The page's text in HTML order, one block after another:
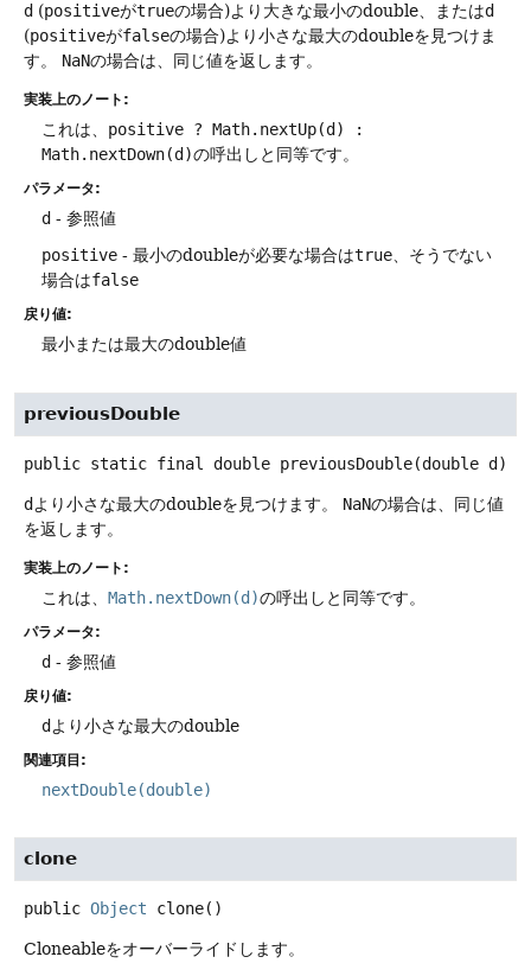
d (positiveがtrueの場合)より大きな最小のdouble、またはd
(positiveがfalseの場合)より小さな最大のdoubleを見つけま
す。
NaNの場合は、同じ値を返します。
実装上のノート:
これは、 positive ? Math.nextUp(d) :
Math.nextDown(d)の呼出しと同等です。
パラメータ:
d - 参照値
positive - 最小のdoubleが必要な場合はtrue、そうでない
場合はfalse
戻り値:
最小または最大のdouble値
previousDouble
public static final double previousDouble(double d)
dより小さな最大のdoubleを見つけます。 NaNの場合は、同じ値
を返します。
実装上のノート:
これは、 Math.nextDown(d)の呼出しと同等です。
パラメータ:
d - 参照値
戻り値:
d より小さな最大のdouble
関連項目:
nextDouble(double)
clone
public Object clone()
Cloneableをオーバーライドします。